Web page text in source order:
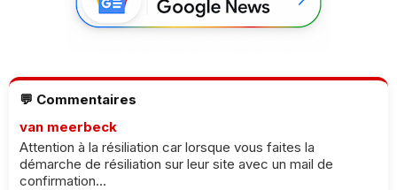
💬 Commentaires
van meerbeck
Attention à la résiliation car lorsque vous faites la
démarche de résiliation sur leur site avec un mail de
confirmation...